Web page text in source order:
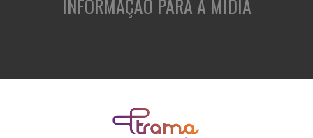
INFORMAÇÃO PARA A MÍDIA